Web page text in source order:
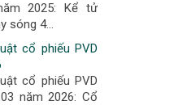
2025: Kể tử
sóng 4...
cổ phiếu PVD
cổ phiếu PVD
năm 2026: Cổ